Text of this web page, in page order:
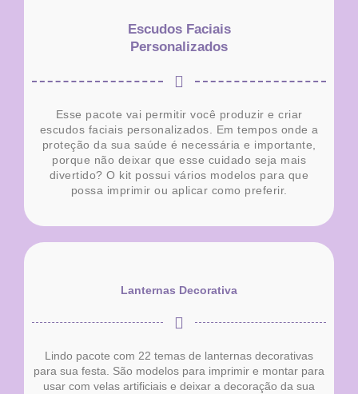
Escudos Faciais
Personalizados
Esse pacote vai permitir você produzir e criar
escudos faciais personalizados. Em tempos onde a
proteção da sua saúde é necessária e importante,
porque não deixar que esse cuidado seja mais
divertido? O kit possui vários modelos para que
possa imprimir ou aplicar como preferir.
Lanternas Decorativa
Lindo pacote com 22 temas de lanternas decorativas
para sua festa. São modelos para imprimir e montar para
usar com velas artificiais e deixar a decoração da sua